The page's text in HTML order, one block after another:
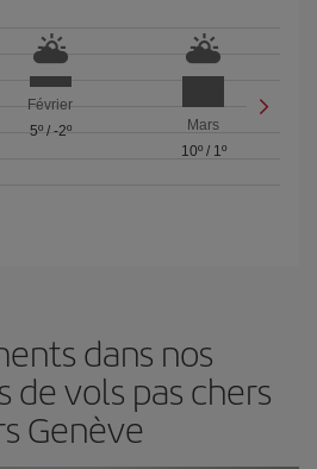
Février
5º/ -2º
Mars
10º/ 1º
dans nos
de vols pas chers
Genève